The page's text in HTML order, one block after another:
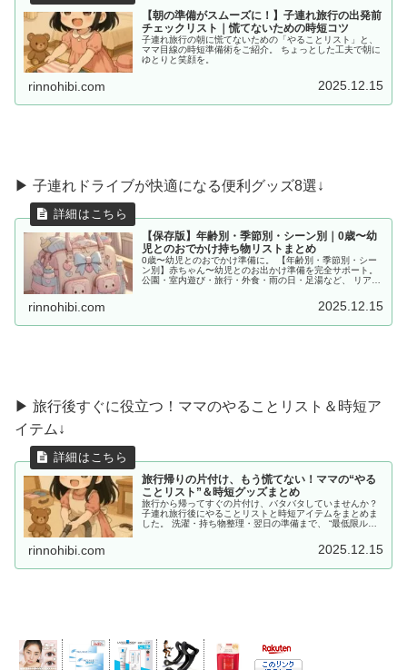
【朝の準備がスムーズに！】子連れ旅行の出発前
チェックリスト｜慌てないための時短コツ
子連れ旅行の朝に慌てないための「やることリスト」と、
ママ目線の時短準備術をご紹介。 ちょっとした工夫で朝に
ゆとりと笑顔を。
rinnohibi.com 2025.12.15
▶︎ 子連れドライブが快適になる便利グッズ8選↓
【保存版】年齢別・季節別・シーン別｜0歳〜幼
児とのおでかけ持ち物リストまとめ
0歳〜幼児とのおでかけ準備に。 【年齢別・季節別・シー
ン別】赤ちゃん〜幼児とのお出かけ準備を完全サポート。
公園・室内遊び・旅行・外食・雨の日・足湯など、 リアル
rinnohibi.com 2025.12.15
▶ 旅行後すぐに役立つ！ママのやることリスト＆時短ア
イテム↓
旅行帰りの片付け、もう慌てない！ママの“やる
ことリスト”＆時短グッズまとめ
旅行から帰ってすぐの片付け、バタバタしていませんか？
子連れ旅行後にやることリストと時短アイテムをまとめま
した。 洗濯・持ち物整理・翌日の準備まで、 “最低限ルー
rinnohibi.com 2025.12.15